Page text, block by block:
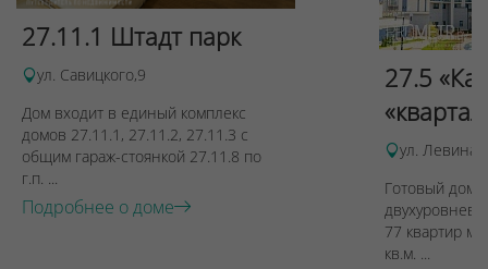
27.11.1 Штадт парк
ул. Савицкого,9
Дом входит в единый комплекс
домов 27.11.1, 27.11.2, 27.11.3 с
общим гараж-стоянкой 27.11.8 по
г.п. ...
Подробнее о доме
27.5
ул. Левина,
Готовый дом
77 квартир
кв.м. ...